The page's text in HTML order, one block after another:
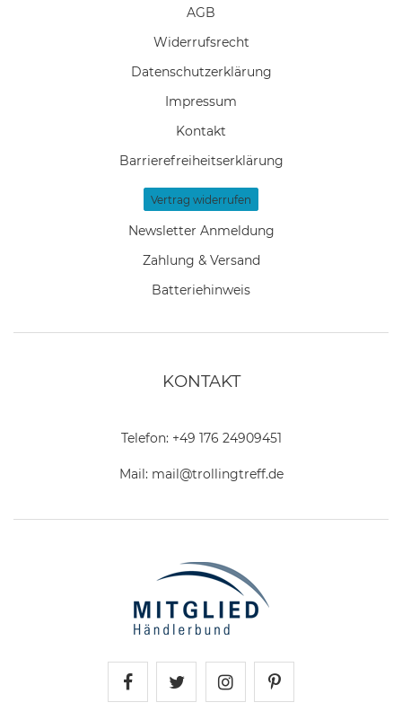
AGB
Widerrufs­recht
Daten­schutz­erklärung
Impressum
Kontakt
Barrierefreiheitserklärung
Vertrag widerrufen
Newsletter Anmeldung
Zahlung & Versand
Batteriehinweis
KONTAKT
Telefon: +49 176 24909451
Mail: mail@trollingtreff.de